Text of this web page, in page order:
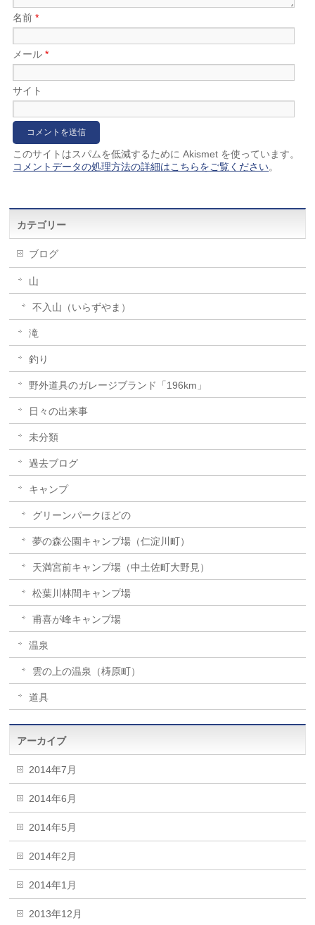
名前*
メール*
サイト
このサイトはスパムを低減するために Akismet を使っています。
コメントデータの処理方法の詳細はこちらをご覧ください。
カテゴリー
ブログ
山
不入山（いらずやま）
滝
釣り
野外道具のガレージブランド「196km」
日々の出来事
未分類
過去ブログ
キャンプ
グリーンパークほどの
夢の森公園キャンプ場（仁淀川町）
天満宮前キャンプ場（中土佐町大野見）
松葉川林間キャンプ場
甫喜が峰キャンプ場
温泉
雲の上の温泉（梼原町）
道具
アーカイブ
2014年7月
2014年6月
2014年5月
2014年2月
2014年1月
2013年12月